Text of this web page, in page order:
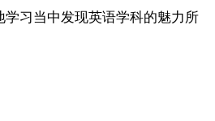
习当中发现英语学科的魅力所